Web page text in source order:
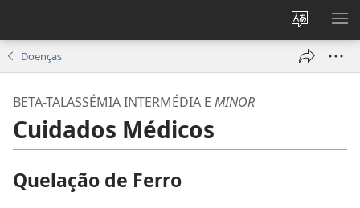
Alterar
a
língua
Doenças
BETA-TALASSÉMIA INTERMÉDIA E MINOR
Cuidados Médicos
Quelação de Ferro